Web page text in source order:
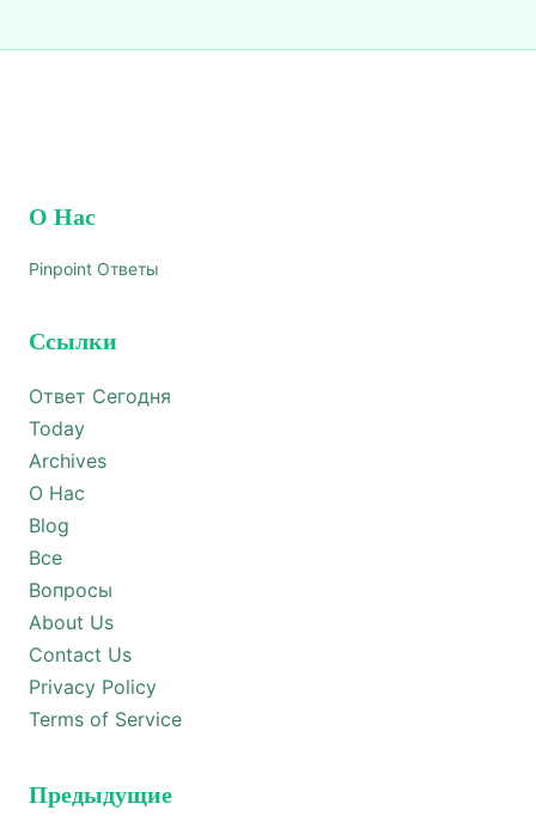
О Нас
Pinpoint Ответы
Ссылки
Ответ Сегодня
Today
Archives
О Нас
Blog
Все
Вопросы
About Us
Contact Us
Privacy Policy
Terms of Service
Предыдущие